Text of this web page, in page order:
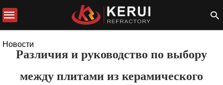
Новости
Различия и руководство по выбору
между плитами из керамического